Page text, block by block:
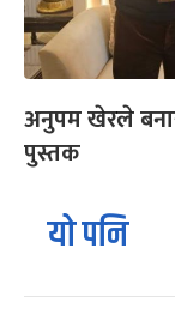
अनुपम खेरले
पुस्तक
यो पनि